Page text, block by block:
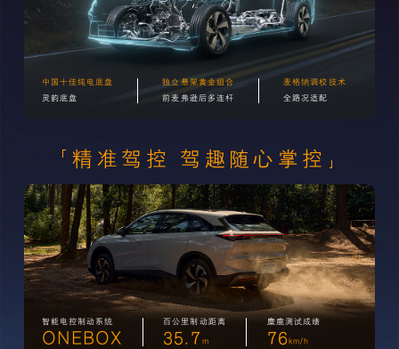
中国十佳纯电底盘
灵韵底盘
独立悬架黄金组合
前麦弗逊后多连杆
麦格纳调校技术
全路况适配
精准驾控 驾趣随心掌控
智能电控制动系统
ONEBOX
百公里制动距离
35.7 m
麋鹿测试成绩
76km/h